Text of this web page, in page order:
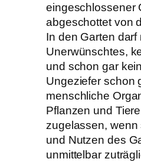
eingeschlossener
abgeschottet von
In den Garten darf
Unerwünschtes,
und schon gar
Ungeziefer schon
menschliche
Pflanzen und
zugelassen, wenn
und Nutzen des
unmittelbar